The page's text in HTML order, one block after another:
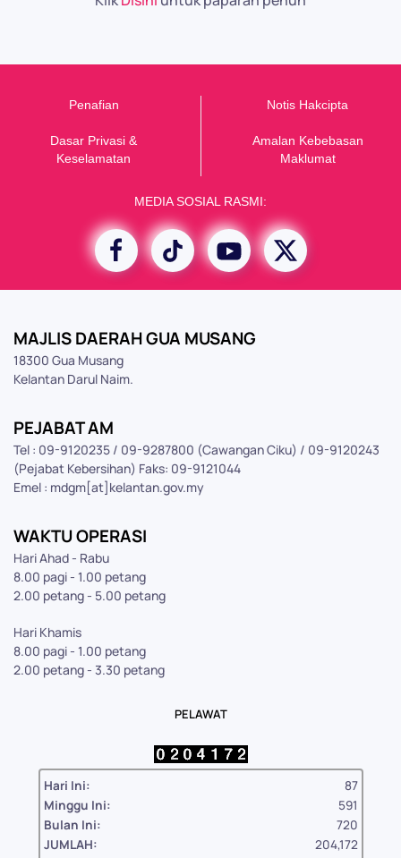
Penafian
Dasar Privasi &
Keselamatan
Notis Hakcipta
Amalan Kebebasan
Maklumat
MEDIA SOSIAL RASMI:
MAJLIS DAERAH GUA MUSANG
18300 Gua Musang
Kelantan Darul Naim.
PEJABAT AM
Tel : 09-9120235 / 09-9287800 (Cawangan Ciku) / 09-9120243
(Pejabat Kebersihan) Faks: 09-9121044
Emel : mdgm[at]kelantan.gov.my
WAKTU OPERASI
Hari Ahad - Rabu
8.00 pagi - 1.00 petang
2.00 petang - 5.00 petang
Hari Khamis
8.00 pagi - 1.00 petang
2.00 petang - 3.30 petang
PELAWAT
Hari Ini:
87
Minggu Ini:
591
Bulan Ini:
720
JUMLAH:
204,172